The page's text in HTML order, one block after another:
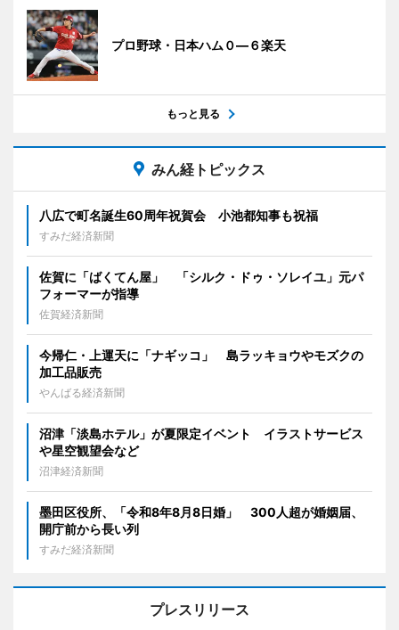
プロ野球・日本ハム０―６楽天
もっと見る
みん経トピックス
八広で町名誕生60周年祝賀会 小池都知事も祝福
すみだ経済新聞
佐賀に「ばくてん屋」 「シルク・ドゥ・ソレイユ」元パ
フォーマーが指導
佐賀経済新聞
今帰仁・上運天に「ナギッコ」 島ラッキョウやモズクの
加工品販売
やんばる経済新聞
沼津「淡島ホテル」が夏限定イベント イラストサービス
や星空観望会など
沼津経済新聞
墨田区役所、「令和8年8月8日婚」 300人超が婚姻届、
開庁前から長い列
すみだ経済新聞
プレスリリース